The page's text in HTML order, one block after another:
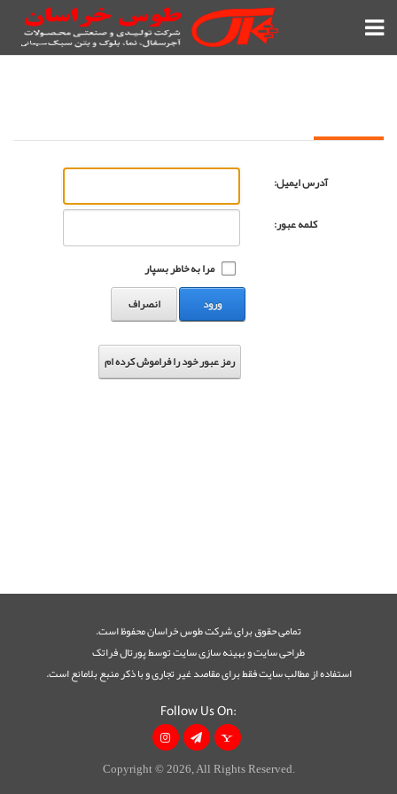
آدرس ایمیل:
کلمه عبور:
مرا به خاطر بسپار
ورود
انصراف
رمز عبور خود را فراموش کرده ام
تمامی حقوق برای شرکت طوس خراسان محفوظ است.
طراحی سايتوبهينه سازی سايتتوسطپورتال فراتک
استفاده از مطالب سایت فقط برای مقاصد غیر تجاری و با ذکر منبع بلامانع است.
Follow Us On:
Copyright © 2026, All Rights Reserved.